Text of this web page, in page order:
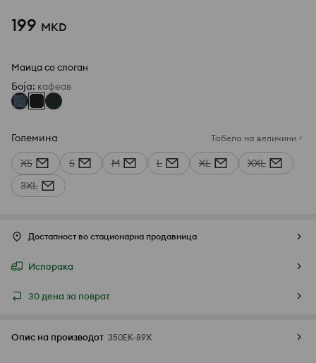
199 MKD
Маица со слоган
Боја: кафеав
Големина Табела на величини
XS S M L XL
XXL
3XL
Достапност во стационарна продавница
Испорака
30 дена за поврат
Опис на производот 350EK-89X